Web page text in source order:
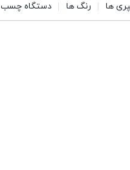
ها رنگ ها دستگاه چسب